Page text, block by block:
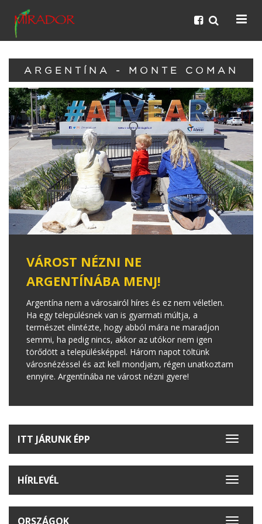
ARGENTÍNA - MONTE COMAN
VÁROST NÉZNI NE
ARGENTÍNÁBA MENJ!
Argentína nem a városairól híres és ez nem véletlen.
Ha egy településnek van is gyarmati múltja, a
természet elintézte, hogy abból mára ne maradjon
semmi, ha pedig nincs, akkor az utókor nem igen
törődött a településképpel. Három napot töltünk
városnézéssel és azt kell mondjam, régen unatkoztam
ennyire. Argentínába ne várost nézni gyere!
Toggle
ITT JÁRUNK ÉPP
Toggle
HÍRLEVÉL
ORSZÁGOK